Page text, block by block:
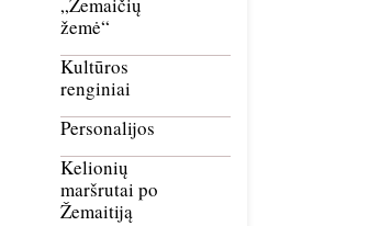
„Žemaičių
žemė“
Kultūros
renginiai
Personalijos
Kelionių
maršrutai po
Žemaitiją